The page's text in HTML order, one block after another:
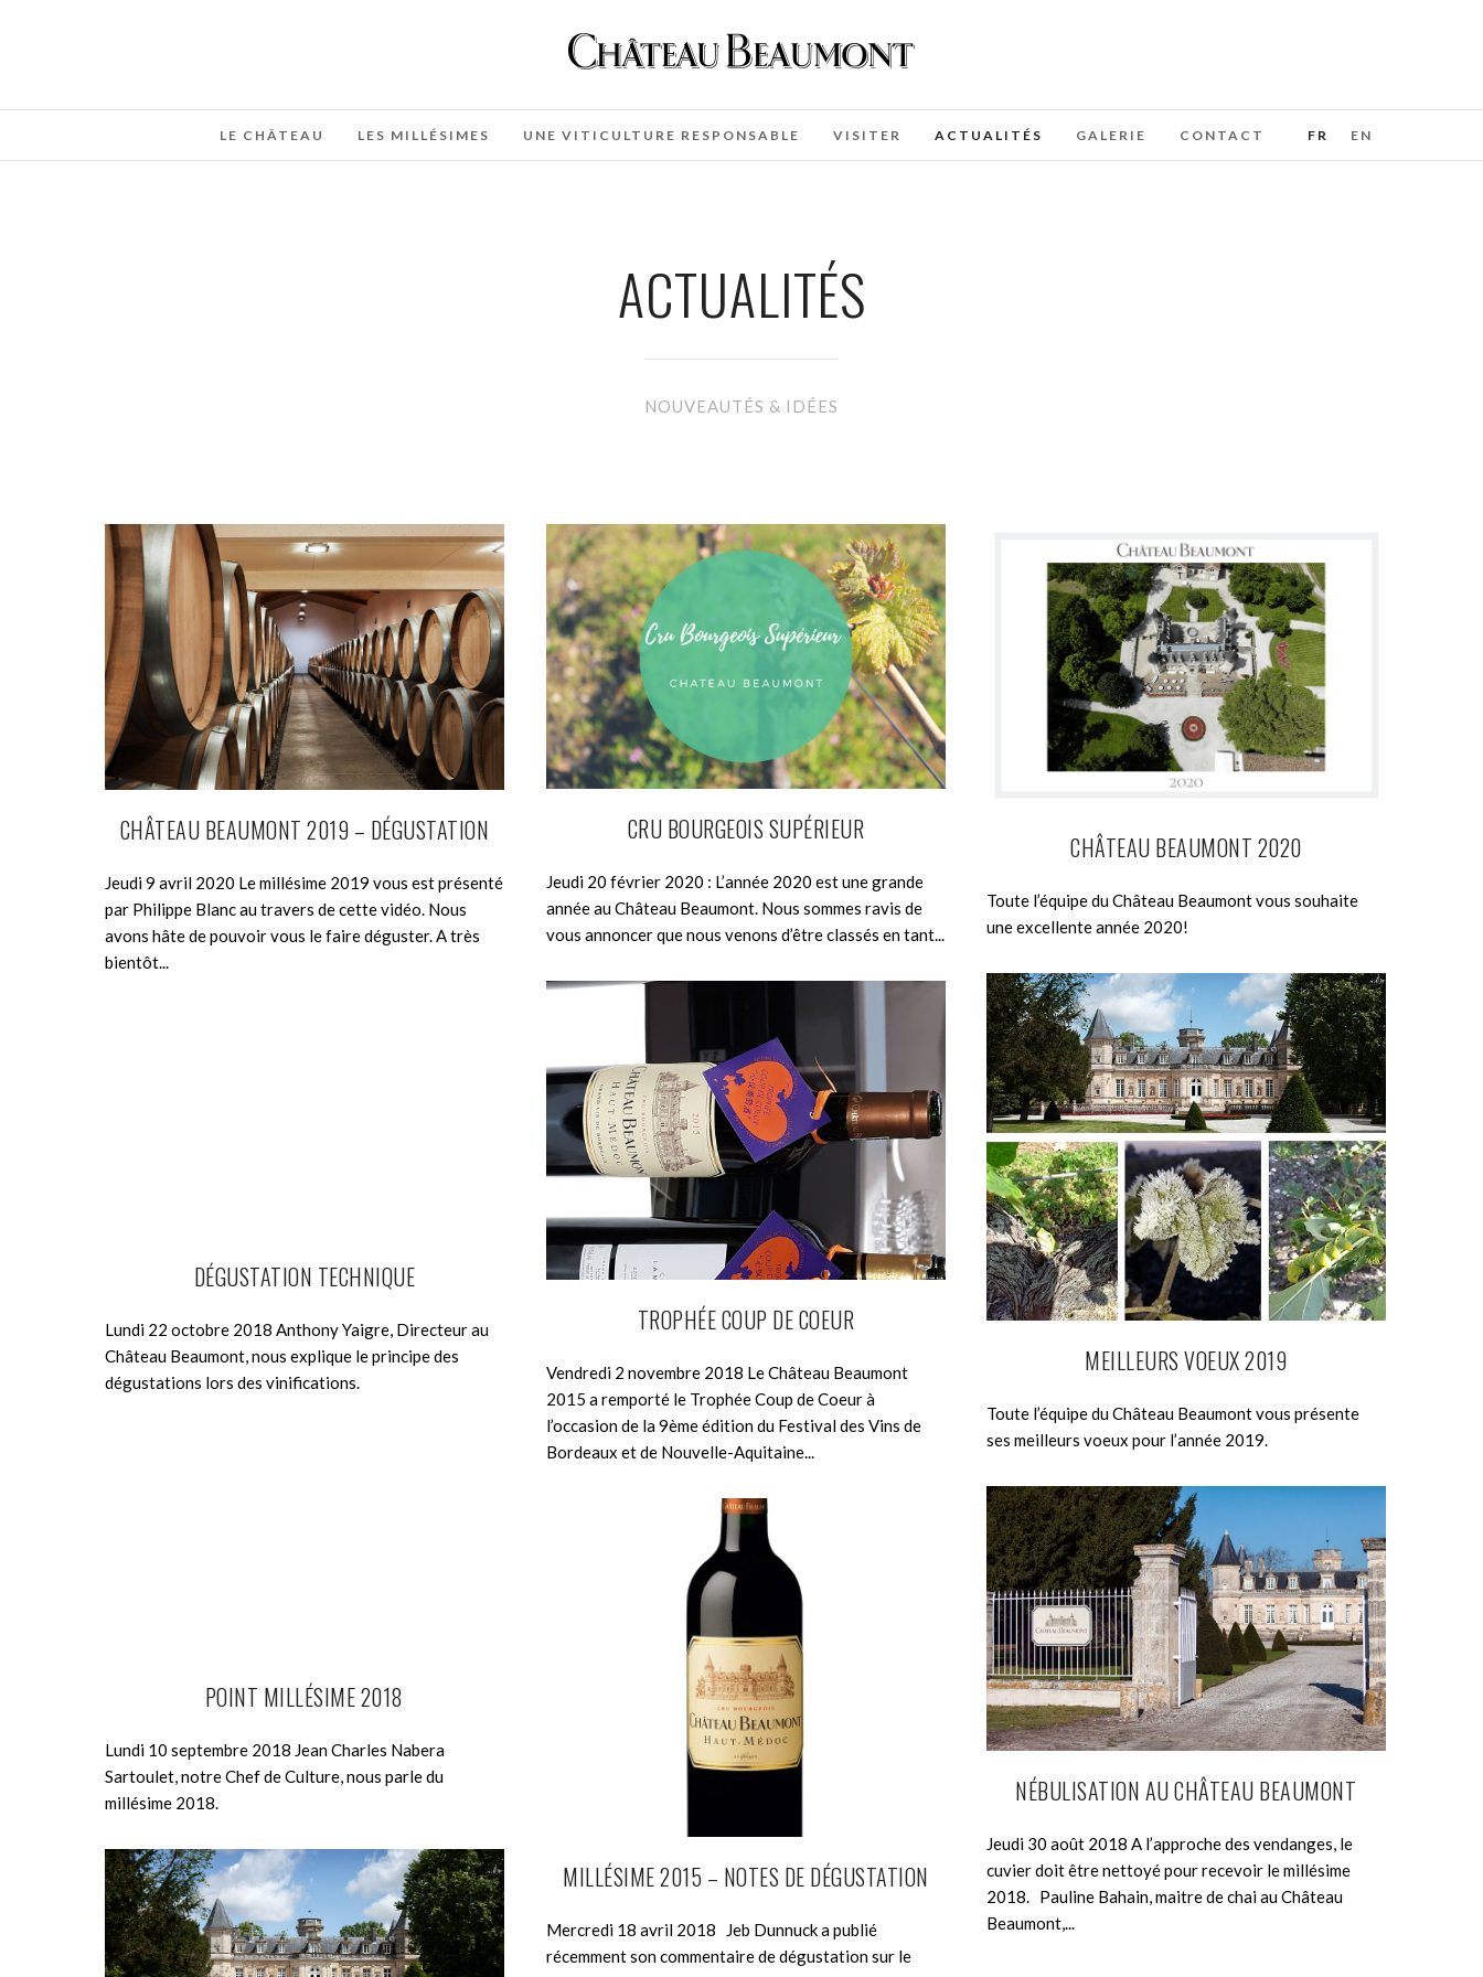
FR EN
LE CHÂTEAU LES MILLÉSIMES UNE VITICULTURE RESPONSABLE VISITER ACTUALITÉS GALERIE CONTACT
ACTUALITÉS
NOUVEAUTÉS & IDÉES
CHÂTEAU BEAUMONT 2019 – DÉGUSTATION
Jeudi 9 avril 2020 Le millésime 2019 vous est présenté
par Philippe Blanc au travers de cette vidéo. Nous
avons hâte de pouvoir vous le faire déguster. A très
bientôt...
CRU BOURGEOIS SUPÉRIEUR
Jeudi 20 février 2020 : L’année 2020 est une grande
année au Château Beaumont. Nous sommes ravis de
vous annoncer que nous venons d’être classés en tant...
CHÂTEAU BEAUMONT 2020
Toute l’équipe du Château Beaumont vous souhaite
une excellente année 2020!
MEILLEURS VOEUX 2019
Toute l’équipe du Château Beaumont vous présente
ses meilleurs voeux pour l’année 2019.
TROPHÉE COUP DE COEUR
Vendredi 2 novembre 2018 Le Château Beaumont
2015 a remporté le Trophée Coup de Coeur à
l’occasion de la 9ème édition du Festival des Vins de
Bordeaux et de Nouvelle-Aquitaine...
DÉGUSTATION TECHNIQUE
Lundi 22 octobre 2018 Anthony Yaigre, Directeur au
Château Beaumont, nous explique le principe des
dégustations lors des vinifications.
POINT MILLÉSIME 2018
Lundi 10 septembre 2018 Jean Charles Nabera
Sartoulet, notre Chef de Culture, nous parle du
millésime 2018.
NÉBULISATION AU CHÂTEAU BEAUMONT
Jeudi 30 août 2018 A l’approche des vendanges, le
cuvier doit être nettoyé pour recevoir le millésime
2018. Pauline Bahain, maitre de chai au Château
Beaumont,...
MILLÉSIME 2015 – NOTES DE DÉGUSTATION
Mercredi 18 avril 2018 Jeb Dunnuck a publié
récemment son commentaire de dégustation sur le